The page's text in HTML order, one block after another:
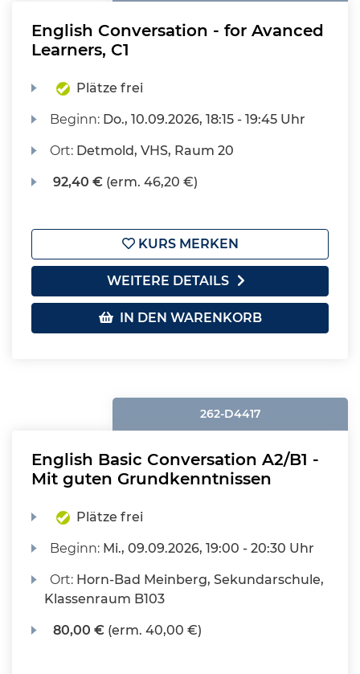
English Conversation - for Avanced
Learners, C1
Plätze frei
Beginn: Do., 10.09.2026, 18:15 - 19:45 Uhr
Ort: Detmold, VHS, Raum 20
92,40 € (erm. 46,20 €)
KURS MERKEN
WEITERE DETAILS
IN DEN WARENKORB
262-D4417
English Basic Conversation A2/B1 -
Mit guten Grundkenntnissen
Plätze frei
Beginn: Mi., 09.09.2026, 19:00 - 20:30 Uhr
Ort: Horn-Bad Meinberg, Sekundarschule,
Klassenraum B103
80,00 € (erm. 40,00 €)